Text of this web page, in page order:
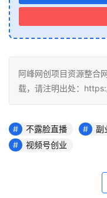
阿峰网创项目资源整合
载，请注明出处：
不露脸直播 副
视频号创业